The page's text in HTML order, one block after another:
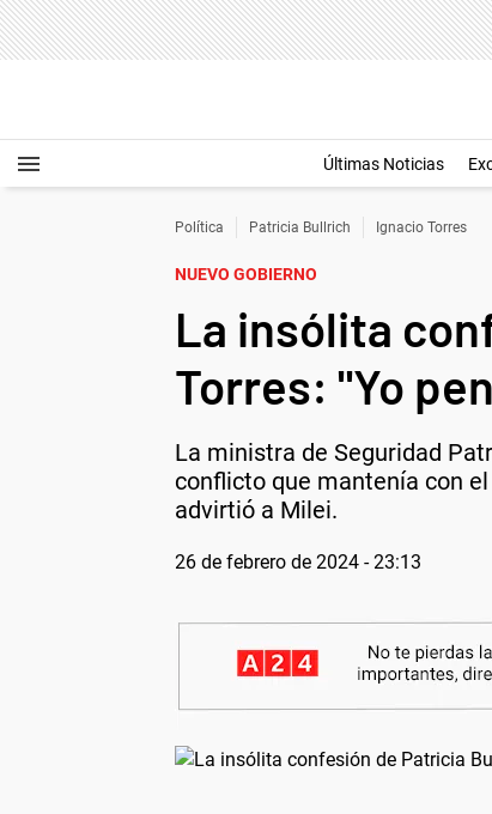
Últimas Noticias
Política Patricia Bullrich Ignacio Torres
NUEVO GOBIERNO
La insólita
Torres: "Yo
La ministra de Seguridad
conflicto que mantenía con
advirtió a Milei.
26 de febrero de 2024 - 23:13